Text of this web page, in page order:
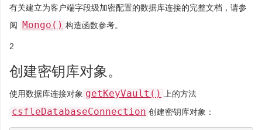
有关建立为客户端字段级加密配置的数据库连接的完整文档，请参
阅 Mongo() 构造函数参考。
2
创建密钥库对象。
使用数据库连接对象 getKeyVault() 上的方法
csfleDatabaseConnection 创建密钥库对象：